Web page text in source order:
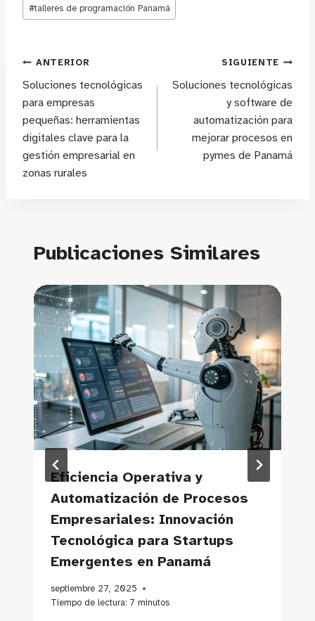
#talleres de programación Panamá
Navegación
de
entradas
ANTERIOR
Soluciones tecnológicas
para empresas
pequeñas: herramientas
digitales clave para la
gestión empresarial en
zonas rurales
SIGUIENTE
Soluciones tecnológicas
y software de
automatización para
mejorar procesos en
pymes de Panamá
Publicaciones Similares
Eficiencia Operativa y
Automatización de Procesos
Empresariales: Innovación
Tecnológica para Startups
Emergentes en Panamá
septiembre 27, 2025
Tiempo de lectura: 7 minutos